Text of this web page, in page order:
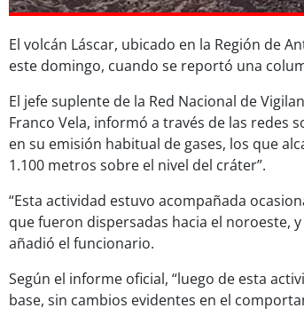
El volcán Láscar, ubicado en la Región de
este domingo, cuando se reportó una
El jefe suplente de la Red Nacional de
Franco Vela, informó a través de las redes
en su emisión habitual de gases, los que
1.100 metros sobre el nivel del cráter”.
“Esta actividad estuvo acompañada
que fueron dispersadas hacia el noroeste,
añadió el funcionario.
Según el informe oficial, “luego de esta
base, sin cambios evidentes en el